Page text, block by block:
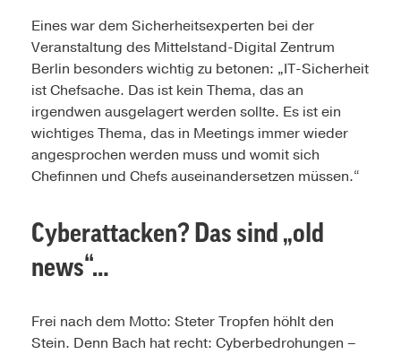
Eines war dem Sicherheitsexperten bei der
Veranstaltung des Mittelstand-Digital Zentrum
Berlin besonders wichtig zu betonen: „IT-Sicherheit
ist Chefsache. Das ist kein Thema, das an
irgendwen ausgelagert werden sollte. Es ist ein
wichtiges Thema, das in Meetings immer wieder
angesprochen werden muss und womit sich
Chefinnen und Chefs auseinandersetzen müssen.“
Cyberattacken? Das sind „old
news“…
Frei nach dem Motto: Steter Tropfen höhlt den
Stein. Denn Bach hat recht: Cyberbedrohungen –